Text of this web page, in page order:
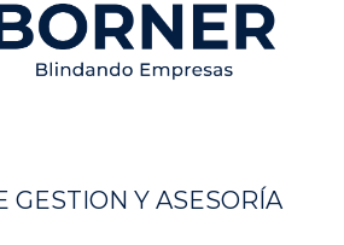
GESTION Y ASESORÍA